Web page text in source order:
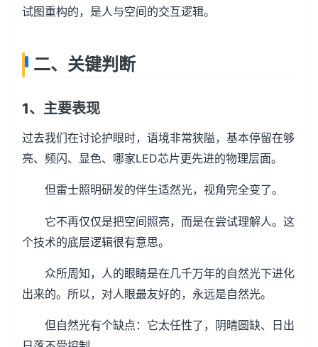
试图重构的，是人与空间的交互逻辑。
二、关键判断
1、主要表现
过去我们在讨论护眼时，语境非常狭隘，基本停留在够
亮、频闪、显色、哪家LED芯片更先进的物理层面。
但雷士照明研发的伴生适然光，视角完全变了。
它不再仅仅是把空间照亮，而是在尝试理解人。这
个技术的底层逻辑很有意思。
众所周知，人的眼睛是在几千万年的自然光下进化
出来的。所以，对人眼最友好的，永远是自然光。
但自然光有个缺点：它太任性了，阴晴圆缺、日出